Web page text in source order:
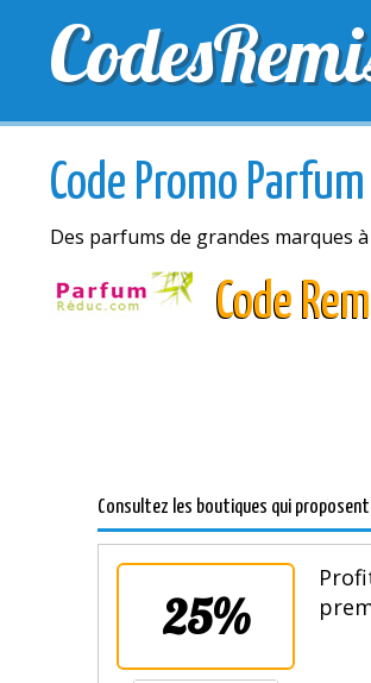
MEILLEURS CODES PROMO
Code Promo
Des parfums de grandes marques
Code
Consultez les boutiques qui
25%